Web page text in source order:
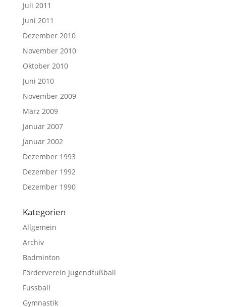
Juli 2011
Juni 2011
Dezember 2010
November 2010
Oktober 2010
Juni 2010
November 2009
März 2009
Januar 2007
Januar 2002
Dezember 1993
Dezember 1992
Dezember 1990
Kategorien
Allgemein
Archiv
Badminton
Förderverein Jugendfußball
Fussball
Gymnastik